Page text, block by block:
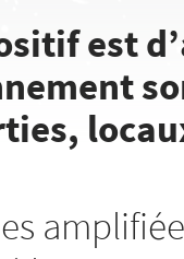
est